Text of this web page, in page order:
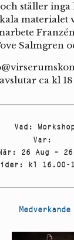
ställer inga
materialet
Salmgren
ca kl
Vad :
Var :
: 26 Aug – 26
: kl 16.00-
Medverkande